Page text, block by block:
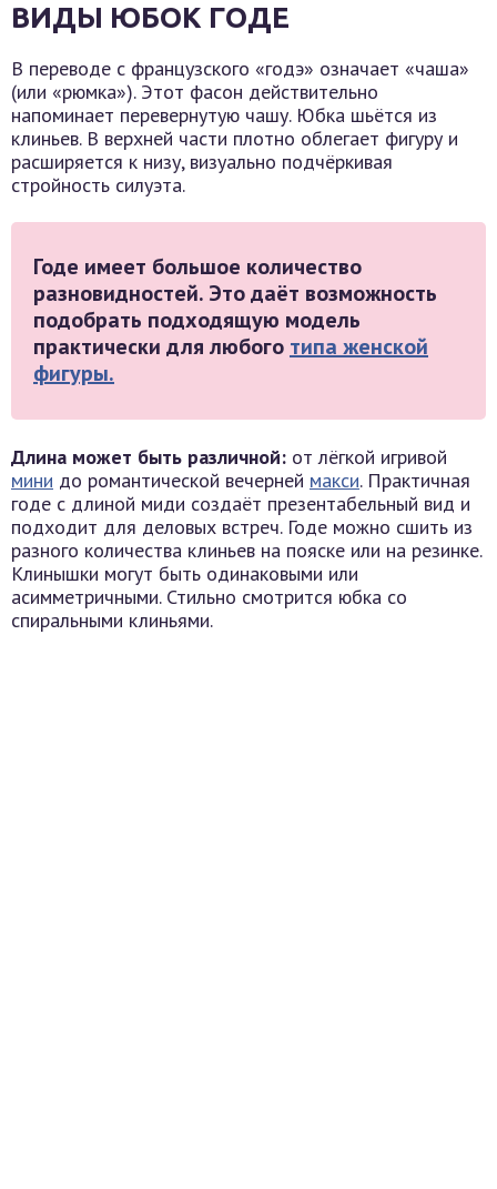
ВИДЫ ЮБОК ГОДЕ
В переводе с французского «годэ» означает «чаша»
(или «рюмка»). Этот фасон действительно
напоминает перевернутую чашу. Юбка шьётся из
клиньев. В верхней части плотно облегает фигуру и
расширяется к низу, визуально подчёркивая
стройность силуэта.
Годе имеет большое количество
разновидностей. Это даёт возможность
подобрать подходящую модель
практически для любого типа женской
фигуры.
Длина может быть различной: от лёгкой игривой
мини до романтической вечерней макси. Практичная
годе с длиной миди создаёт презентабельный вид и
подходит для деловых встреч. Годе можно сшить из
разного количества клиньев на пояске или на резинке.
Клинышки могут быть одинаковыми или
асимметричными. Стильно смотрится юбка со
спиральными клиньями.